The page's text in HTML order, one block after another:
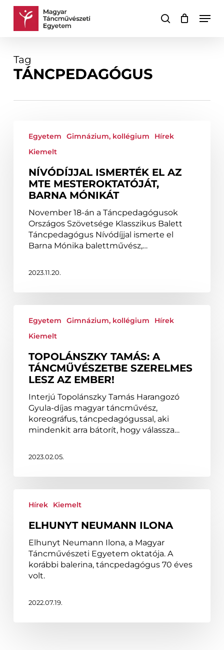
Skip
keresés
Kosár Kosár
Tag
TÁNCPEDAGÓGUS
ismerték
MTE
mesteroktatóját,
Barna
Egyetem Gimnázium, kollégium
Hírek
Kiemelt
NÍVÓDÍJJAL ISMERTÉK EL AZ
MTE MESTEROKTATÓJÁT,
BARNA MÓNIKÁT
November 18-án a Táncpedagógusok
Országos Szövetsége Klasszikus Balett
Táncpedagógus Nívódíjjal ismerte el
Barna Mónika balettművész,…
2023.11.20.
Tamás:
szerelmes
ember!
Egyetem Gimnázium, kollégium
Hírek
Kiemelt
TOPOLÁNSZKY TAMÁS: A
TÁNCMŰVÉSZETBE SZERELMES
LESZ AZ EMBER!
Interjú Topolánszky Tamás Harangozó
Gyula-díjas magyar táncművész,
koreográfus, táncpedagógussal, aki
mindenkit arra bátorít, hogy válassza…
2023.02.05.
Neumann
Hírek Kiemelt
ELHUNYT NEUMANN ILONA
Elhunyt Neumann Ilona, a Magyar
Táncművészeti Egyetem oktatója. A
korábbi balerina, táncpedagógus 70 éves
volt.
2022.07.19.